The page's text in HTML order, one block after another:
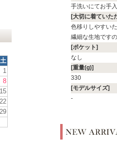
土
1
8
15
22
29
手洗いにてお手
[大切に着ていた
色移りしやすい
繊細な生地です
[ポケット]
なし
[重量(g)]
330
[モデルサイズ]
-